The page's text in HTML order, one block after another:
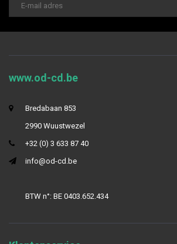
www.od-cd.be
Bredabaan 853
2990 Wuustwezel
+32 (0) 3 633 87 40
info@od-cd.be
BTW n°: BE 0403.652.434